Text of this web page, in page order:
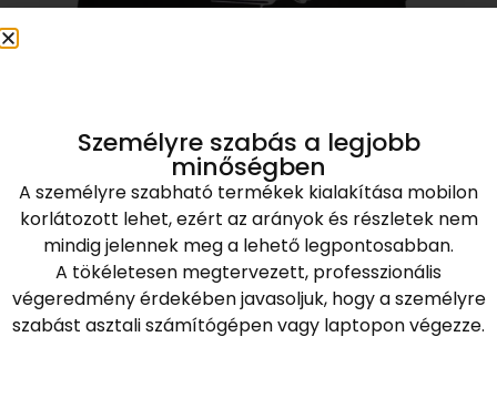
Személyre szabás a legjobb
minőségben
A személyre szabható termékek kialakítása mobilon
korlátozott lehet, ezért az arányok és részletek nem
mindig jelennek meg a lehető legpontosabban.
A tökéletesen megtervezett, professzionális
végeredmény érdekében javasoljuk, hogy a személyre
szabást asztali számítógépen vagy laptopon végezze.